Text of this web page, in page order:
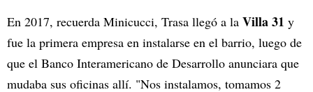
En 2017, recuerda Minicucci, Trasa llegó a la Villa 31 y
fue la primera empresa en instalarse en el barrio, luego de
que el Banco Interamericano de Desarrollo anunciara que
mudaba sus oficinas allí. "Nos instalamos, tomamos 2